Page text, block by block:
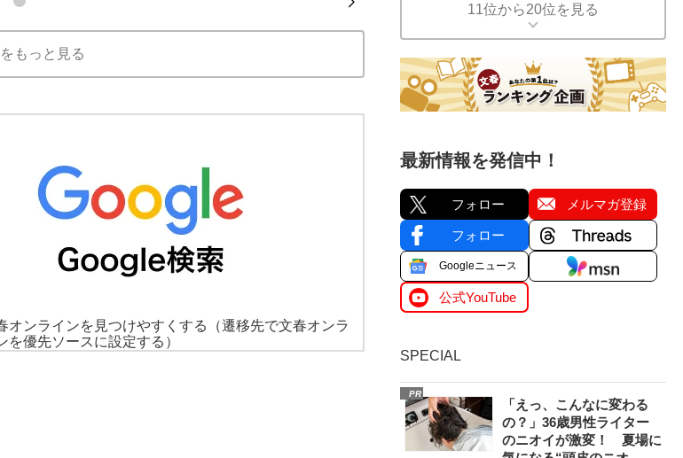
もっと見る
オンラインを見つけやすくする
（遷移先で文春オンラ
を優先ソースに設定する）
11位から20位を見る
最新情報を発信中！
フォロー メルマガ登録
フォロー
Googleニュース
公式YouTube
SPECIAL
PR
「えっ、こんなに変わる
の？」36歳男性ライター
のニオイが激変！ 夏場に